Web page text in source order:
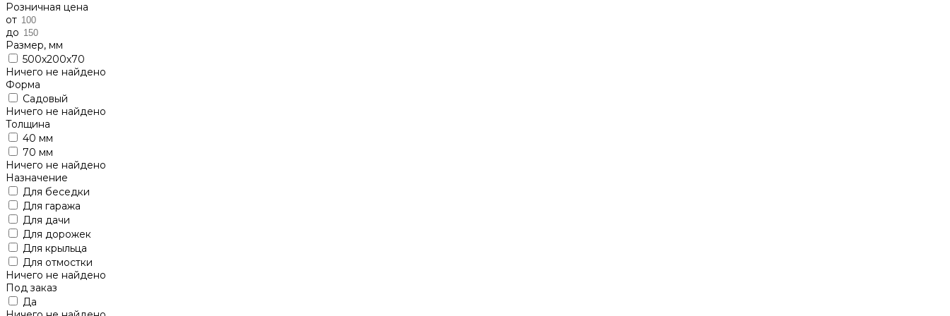
Розничная цена
от
до
Размер, мм
500х200х70
Ничего не найдено
Форма
Садовый
Ничего не найдено
Толщина
40 мм
70 мм
Ничего не найдено
Назначение
Для беседки
Для гаража
Для дачи
Для дорожек
Для крыльца
Для отмостки
Ничего не найдено
Под заказ
Да